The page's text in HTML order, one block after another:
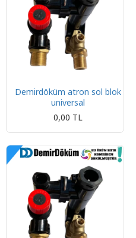
Demirdöküm atron sol blok
universal
0,00 TL